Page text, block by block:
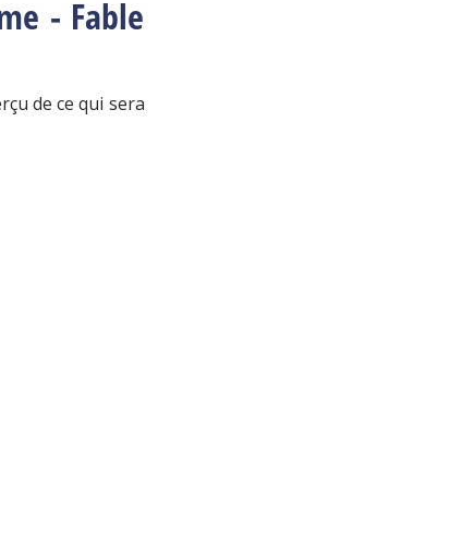
- Fable
de ce qui sera